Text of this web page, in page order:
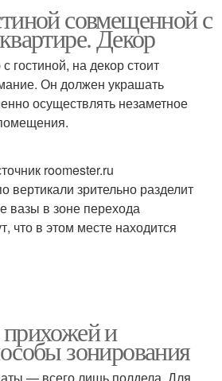
совмещенной с
Декор
на декор стоит
Он должен украшать
осуществлять незаметное
roomester.ru
вертикали зрительно разделит
вазы в зоне перехода
что в этом месте находится
и
зонирования